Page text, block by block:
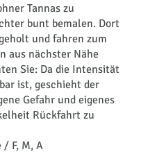
Tannas zu
bunt bemalen. Dort
und fahren zum
aus nächster Nähe
Sie: Da die Intensität
ist, geschieht der
Gefahr und eigenes
Rückfahrt zu
/ F, M, A